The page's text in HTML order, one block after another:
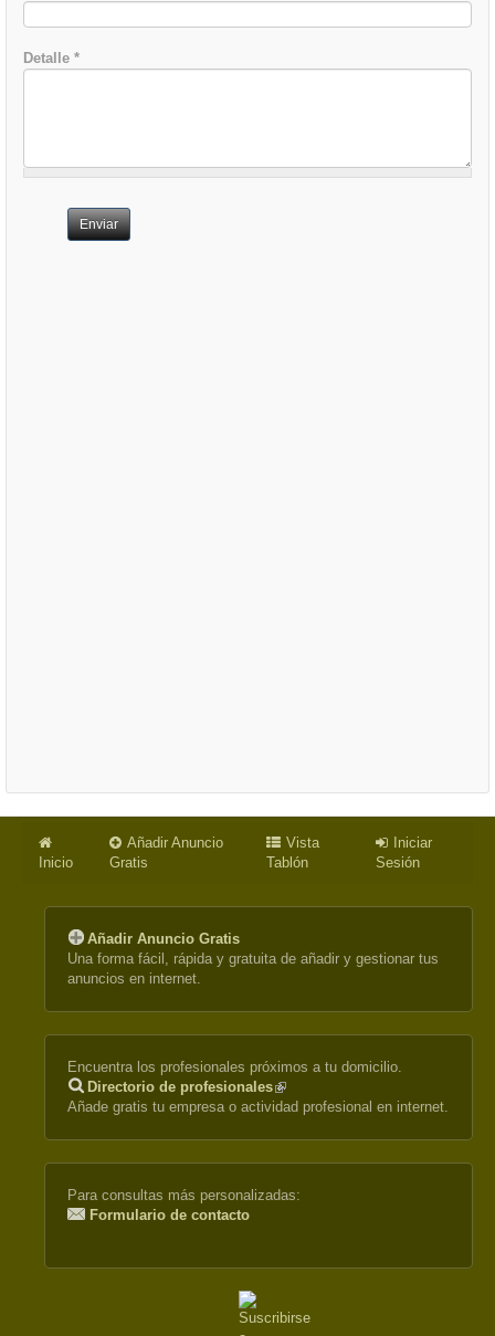
Detalle *
Enviar
Inicio
Añadir Anuncio
Gratis
Vista
Tablón
Iniciar
Sesión
Añadir Anuncio Gratis
Una forma fácil, rápida y gratuita de añadir y gestionar tus
anuncios en internet.
Encuentra los profesionales próximos a tu domicilio.
Directorio de profesionales(link
is
Añade gratis tu empresa o actividad profesional en internet.
Para consultas más personalizadas:
Formulario de contacto